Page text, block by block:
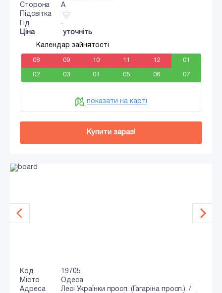
Сторона
A
Підсвітка
Гід
-
Ціна
уточніть
Календар зайнятості
08 09 10 11 12 01
02 03 04 05 06 07
показати на карті
Купити зараз!
Код
19705
Місто
Одеса
Адреса
Лесі Українки просп. (Гагаріна просп.). /